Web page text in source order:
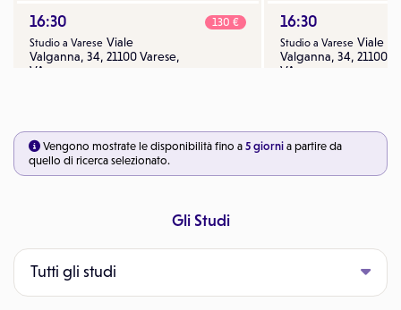
16:30 130 €
Studio a Varese Viale
Valganna, 34, 21100 Varese,
VA
Studio a Varese Viale
Valganna, 34, 21100 Varese,
VA
16:30
Studio a Varese Viale
Valganna, 34, 21100
VA
Studio a Varese
VA
Vengono mostrate le disponibilità fino a 5 giorni a partire da
quello di ricerca selezionato.
Gli Studi
Tutti gli studi